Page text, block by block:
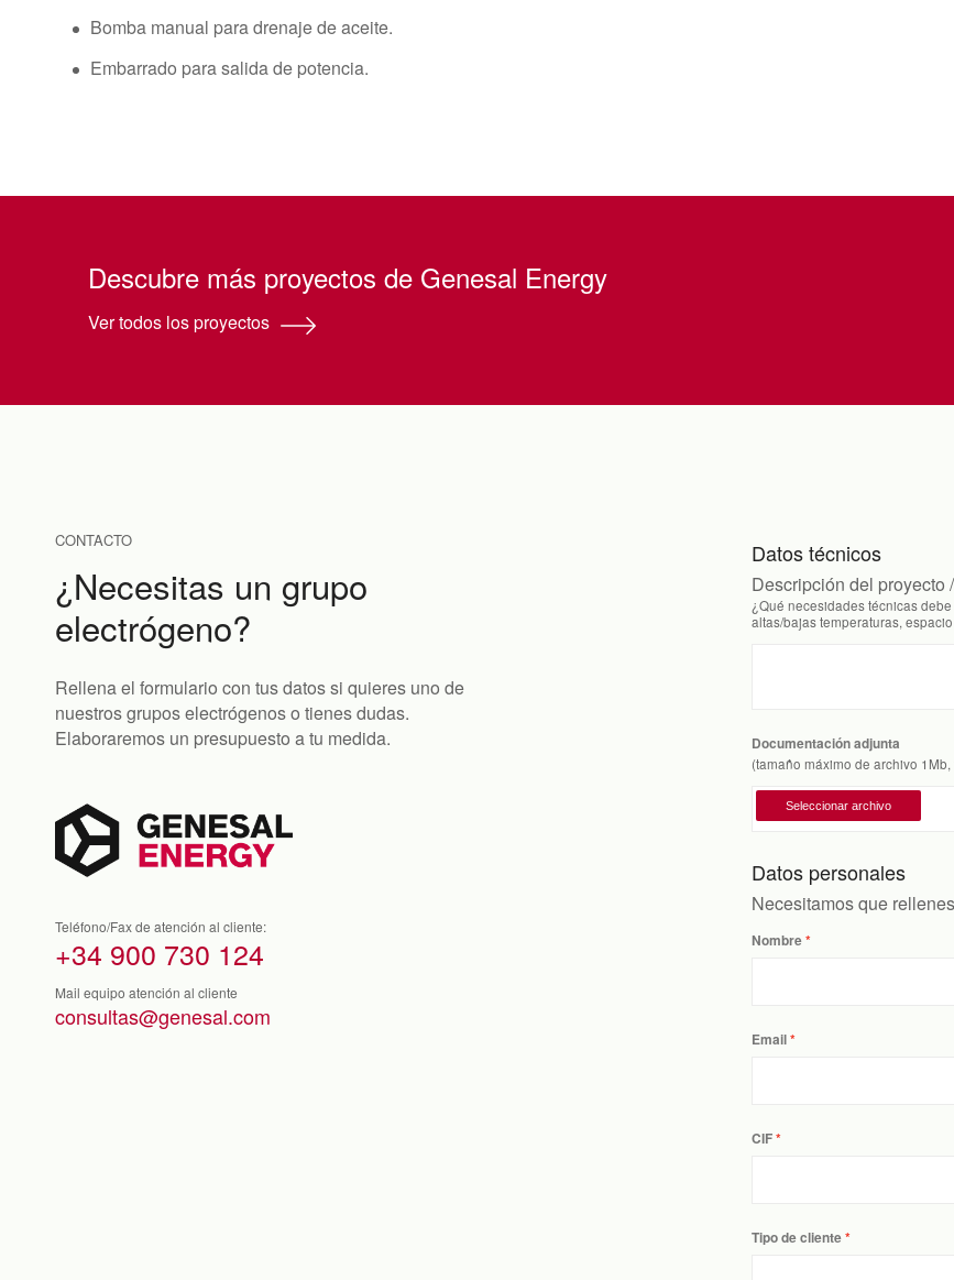
Bomba manual para drenaje de aceite.
Embarrado para salida de potencia.
Descubre más proyectos de Genesal Energy
Ver todos los proyectos
CONTACTO
¿Necesitas un grupo
electrógeno?
Rellena el formulario con tus datos si quieres uno de
nuestros grupos electrógenos o tienes dudas.
Elaboraremos un presupuesto a tu medida.
Teléfono/Fax de atención al cliente:
+34 900 730 124
Mail equipo atención al cliente
consultas@genesal.com
Datos técnicos
Descripción del proyecto
¿Qué necesidades técnicas
altas/bajas temperaturas,
Documentación adjunta
(tamaño máximo de archivo 1Mb,
Datos personales
Necesitamos que
Nombre
Email
CIF
Tipo de cliente